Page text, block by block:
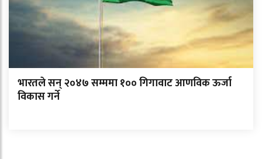
भारतले सन् २०४७ सम्ममा १०० गिगावाट आणविक ऊर्जा
विकास गर्ने